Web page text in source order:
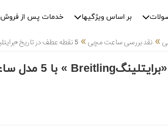
بر اساس ویژگیها خدمات پس از فروش
» نقد بررسی ساعت مچی» 5 نقطه عطف در تاریخ «برایتلینگBreitling » با 5 مدل ساعت